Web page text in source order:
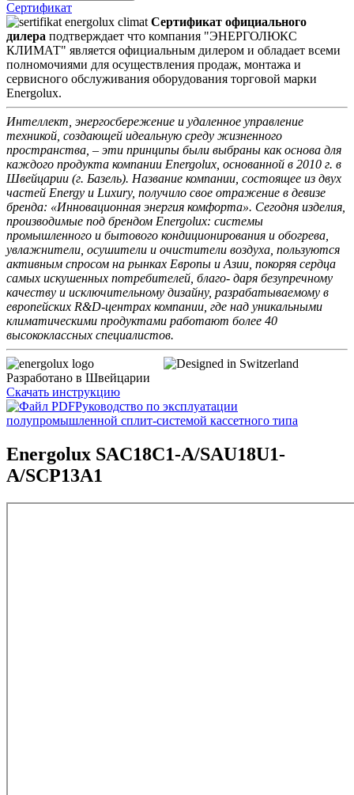
Сертификат
Сертификат официального
дилера подтверждает что компания "ЭНЕРГОЛЮКС
КЛИМАТ" является официальным дилером и обладает всеми
полномочиями для осуществления продаж, монтажа и
сервисного обслуживания оборудования торговой марки
Energolux.
Интеллект, энергосбережение и удаленное управление
техникой, создающей идеальную среду жизненного
пространства, – эти принципы были выбраны как основа для
каждого продукта компании Energolux, основанной в 2010 г. в
Швейцарии (г. Базель). Название компании, состоящее из двух
частей Energy и Luxury, получило свое отражение в девизе
бренда: «Инновационная энергия комфорта». Сегодня изделия,
производимые под брендом Energolux: системы
промышленного и бытового кондиционирования и обогрева,
увлажнители, осушители и очистители воздуха, пользуются
активным спросом на рынках Европы и Азии, покоряя сердца
самых искушенных потребителей, благо- даря безупречному
качеству и исключительному дизайну, разрабатываемому в
европейских R&D-центрах компании, где над уникальными
климатическими продуктами работают более 40
высококлассных специалистов.
Разработано в Швейцарии
Скачать инструкцию
Руководство по эксплуатации
полупромышленной сплит-системой кассетного типа
Energolux SAC18C1-A/SAU18U1-
A/SCP13A1